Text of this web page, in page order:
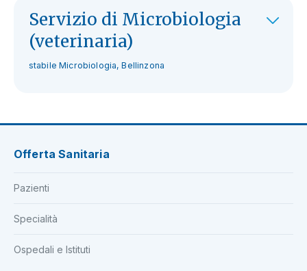
Servizio di Microbiologia
(veterinaria)
stabile Microbiologia, Bellinzona
Offerta Sanitaria
Pazienti
Specialità
Ospedali e Istituti